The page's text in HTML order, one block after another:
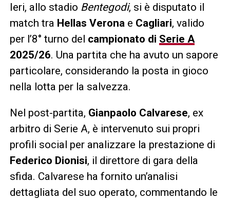
Ieri, allo stadio Bentegodi, si è disputato il
match tra Hellas Verona e Cagliari, valido
per l’8° turno del campionato di Serie A
2025/26. Una partita che ha avuto un sapore
particolare, considerando la posta in gioco
nella lotta per la salvezza.
Nel post-partita, Gianpaolo Calvarese, ex
arbitro di Serie A, è intervenuto sui propri
profili social per analizzare la prestazione di
Federico Dionisi, il direttore di gara della
sfida. Calvarese ha fornito un’analisi
dettagliata del suo operato, commentando le